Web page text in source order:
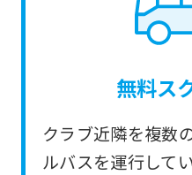
無料ス
クラブ近隣を複数
ルバスを運行して